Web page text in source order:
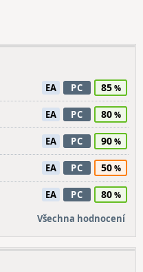
EA PC 85
EA PC 80
EA PC 90
EA PC 50
EA PC 80
Všechna hodnocení